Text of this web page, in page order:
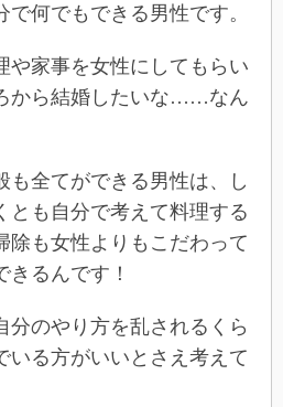
何でもできる男性です。
や家事を女性にしてもらい
から結婚したいな……なん
も全てができる男性は、し
とも自分で考えて料理する
除も女性よりもこだわって
きるんです！
分のやり方を乱されるくら
いる方がいいとさえ考えて